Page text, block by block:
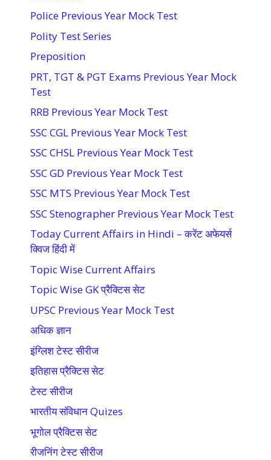
Police Previous Year Mock Test
Polity Test Series
Preposition
PRT, TGT & PGT Exams Previous Year Mock
Test
RRB Previous Year Mock Test
SSC CGL Previous Year Mock Test
SSC CHSL Previous Year Mock Test
SSC GD Previous Year Mock Test
SSC MTS Previous Year Mock Test
SSC Stenographer Previous Year Mock Test
Today Current Affairs in Hindi – करेंट अफेयर्स
क्विज हिंदी में
Topic Wise Current Affairs
Topic Wise GK प्रैक्टिस सेट
UPSC Previous Year Mock Test
अधिक ज्ञान
इंग्लिश टेस्ट सीरीज
इतिहास प्रैक्टिस सेट
टेस्ट सीरीज
भारतीय संविधान Quizes
भूगोल प्रैक्टिस सेट
रीजनिंग टेस्ट सीरीज